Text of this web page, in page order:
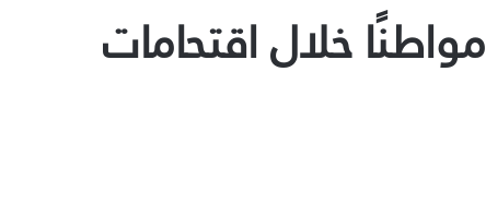
الاحتلال يعتقل 13 مواطنًا خلال اقتحامات